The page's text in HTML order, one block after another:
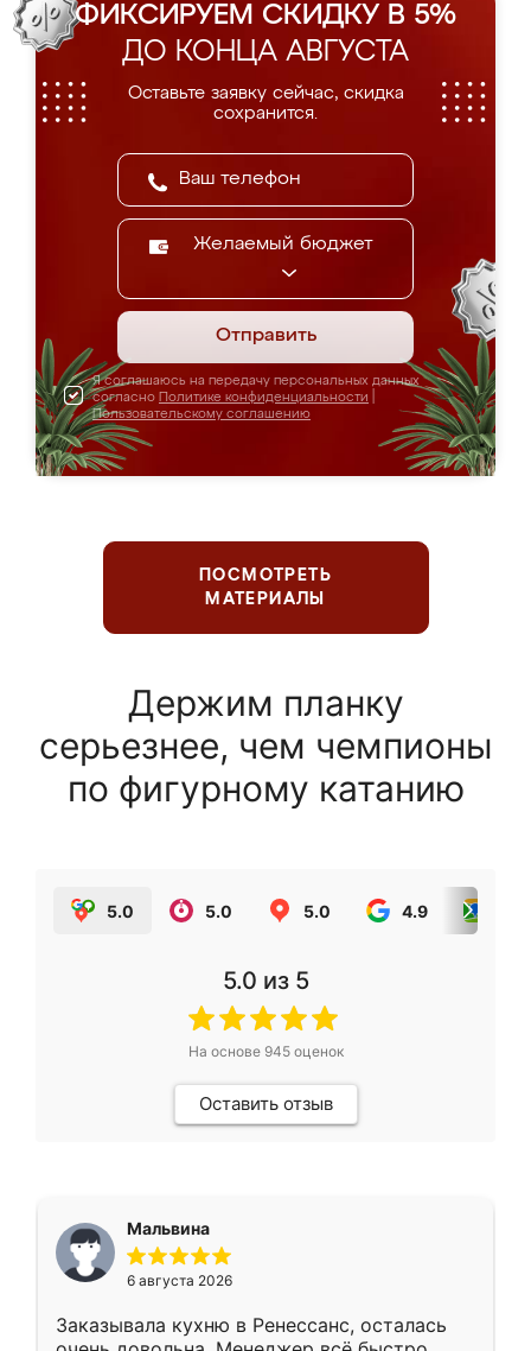
ФИКСИРУЕМ СКИДКУ В 5%
ДО КОНЦА АВГУСТА
Оставьте заявку сейчас, скидка
сохранится.
Желаемый бюджет
Отправить
Я соглашаюсь на передачу персональных данных
согласно Политике конфиденциальности
Пользовательскому соглашению
ПОСМОТРЕТЬ
МАТЕРИАЛЫ
Держим планку
серьезнее, чем чемпионы
по фигурному катанию
5.0 5.0 5.0 4.9
5.0 из 5
На основе 945оценок
Оставить отзыв
Мальвина
6 августа 2026
Заказывала кухню в Ренессанс, осталась